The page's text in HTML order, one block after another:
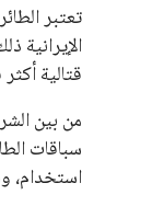
تعتبر
الإيرانية
قتالية
من بين
سباقات
استخدام،